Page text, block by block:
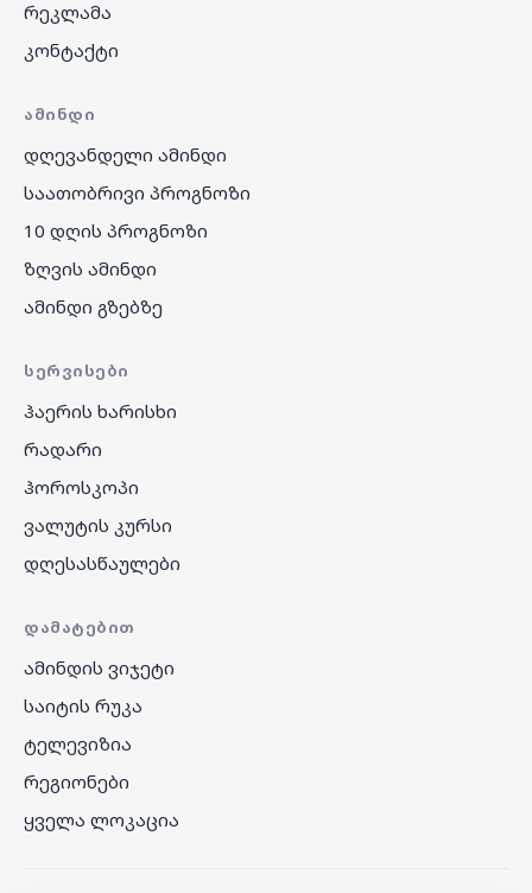
რეკლამა
კონტაქტი
ᲐᲛᲘᲜᲓᲘ
დღევანდელი ამინდი
საათობრივი პროგნოზი
10 დღის პროგნოზი
ზღვის ამინდი
ამინდი გზებზე
ᲡᲔᲠᲕᲘᲡᲔᲑᲘ
ჰაერის ხარისხი
რადარი
ჰოროსკოპი
ვალუტის კურსი
დღესასწაულები
ᲓᲐᲛᲐᲢᲔᲑᲘᲗ
ამინდის ვიჯეტი
საიტის რუკა
ტელევიზია
რეგიონები
ყველა ლოკაცია